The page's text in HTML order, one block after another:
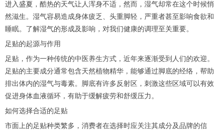
进入盛夏，酷热的天气让人浑身不适，然而，湿气却常在这个时候悄
然滋生。湿气容易造成身体疲乏、头重脚轻，严重者甚至影响食欲和
睡眠。了解湿气的形成及影响，对我们健康的调理至关重要。
足贴的起源与作用
足贴，作为一种传统的中医养生方式，近年来逐渐受到人们的欢迎。
足贴的主要成分通常包含天然植物精华，能够通过脚底的经络，帮助
排出体内的湿气与毒素。脚底有许多反射区，刺激这些区域可以有效
促进身体血液循环，有助于缓解疲劳和舒缓压力。
如何选择合适的足贴
市面上的足贴种类繁多，消费者在选择时应关注其成分及品牌的信